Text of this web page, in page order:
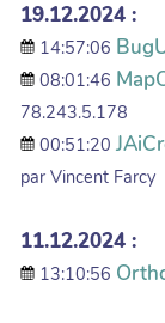
19.12.2024 :
14:57:06
08:01:46
78.243.5.178
00:51:20
par Vincent Farcy
11.12.2024 :
13:10:56